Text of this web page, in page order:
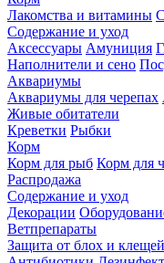
Лакомства и витамины
Содержание и уход
Аксессуары Амуниция
Наполнители и сено
Аквариумы
Аквариумы для черепах
Живые обитатели
Креветки Рыбки
Корм
Корм для рыб Корм для
Распродажа
Содержание и уход
Декорации
Ветпрепараты
Защита от блох и клещей